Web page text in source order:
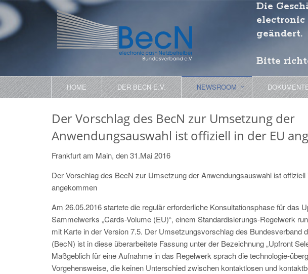
Die
electronic
geändert.
Bitte
HOME DER BECN E.V. NEWSROOM
Der Vorschlag des BecN zur Umsetzung der
Anwendungsauswahl ist offiziell in der EU
Frankfurt am Main, den 31.Mai 2016
Der Vorschlag des BecN zur Umsetzung der Anwendungsauswahl ist offiziell
angekommen
Am 26.05.2016 startete die regulär erforderliche Konsultationsphase für das
Sammelwerks „Cards-Volume (EU)“, einem Standardisierungs-Regelwerk
mit Karte in der Version 7.5. Der Umsetzungsvorschlag des Bundesverband
(BecN) ist in diese überarbeitete Fassung unter der Bezeichnung „Upfront
Maßgeblich für eine Aufnahme in das Regelwerk sprach die technologie-
Vorgehensweise, die keinen Unterschied zwischen kontaktlosen und